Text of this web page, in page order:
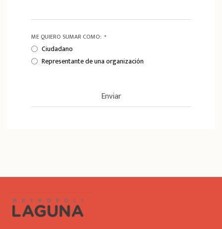
ME QUIERO SUMAR COMO: *
Ciudadano
Representante de una organización
Enviar
d
s